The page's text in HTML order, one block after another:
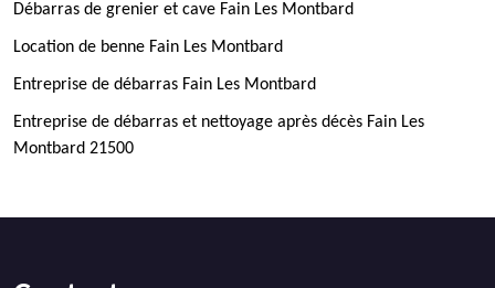
Débarras de grenier et cave Fain Les Montbard
Location de benne Fain Les Montbard
Entreprise de débarras Fain Les Montbard
Entreprise de débarras et nettoyage après décès Fain Les
Montbard 21500